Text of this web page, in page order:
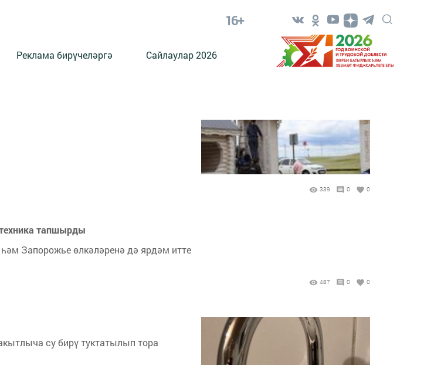
16+
Реклама бирүчеләргә Сайлаулар 2026
339 0 0
тапшырды
Запорожье өлкәләренә дә ярдәм итте
487 0 0
су бирү туктатылып тора